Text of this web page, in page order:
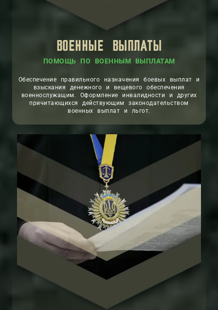
ВОЕННЫЕ ВЫПЛАТЫ
ПОМОЩЬ ПО ВОЕННЫМ ВЫПЛАТАМ
Обеспечение правильного назначения боевых выплат и
взыскания денежного и вещевого обеспечения
военнослужащим. Оформление инвалидности и других
причитающихся действующим законодательством
военных выплат и льгот.